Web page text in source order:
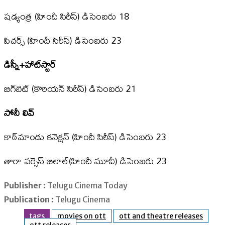
షడ్యంత్ర (హిందీ సిరీస్‌) డిసెంబరు 18
పిచర్స్‌ (హిందీ సిరీస్‌) డిసెంబరు 23
డిస్నీ+హాట్‌స్టార్‌
బిగ్‌బెట్‌ (కొరియన్‌ సిరీస్‌) డిసెంబరు 21
సోనీ లివ్‌
కాఠ్‌మాండు కనెక్షన్ (హిందీ సిరీస్‌) డిసెంబరు 23
తారా వర్సెస్‌ బిలాల్‌(హిందీ మూవీ) డిసెంబరు 23
Publisher : Telugu Cinema Today
Publication : Telugu Cinema
tags movies on ott
ott and theatre releases